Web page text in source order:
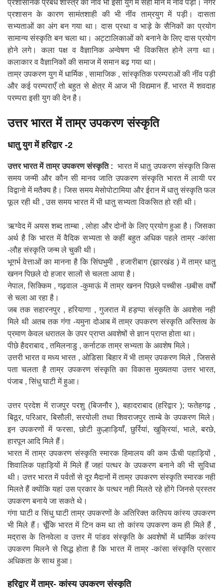
प्रशासनिक प्रबंध शास्त्र की नींव भी इसी युग में सही माने में नींव पड़ी। नगर
प्रशासन के कारण सामंतशाही की भी नींव ताम्रयुग में पड़ी। दासता
सभ्यताओं का अंग बन गया था। दास प्रथा व भाड़े के सैनिकों का प्रयोग
सामान्य संस्कृति बन चला था। अट्टालिकाओं को बनाने के लिए दास प्रयोग
होने लगे। कला पक्ष व वैज्ञानिक अन्वेषण भी विकसित होने लगा था।
कलाकार व वैज्ञानिकों की समाज में समान बढ़ गया था।
ताम्र उपकरण युग में धार्मिक , सामाजिक , सांस्कृतिक परम्पराओं की नींव पड़ी
और कई परम्पराएँ तो बहुत से क्षेत्र में आज भी विद्यमान हैं. भारत में शवदाह
परम्परा इसी युग की देन है।
उत्तर भारत में ताम्र उपकरण संस्कृति
धातु युग में हरिद्वार -2
उत्तर भारत में ताम्र उपकरण संस्कृति : भारत में धातु उपकरण संस्कृति किस
समय जन्मी और कौन सी मानव जाति उपकरण संस्कृति भारत में लायी पर
विद्वानो में मतैक्य है। जिस समय मेसोपोटामिया और ईरान में धातु संस्कृति फल
फूल रही थी , उस समय भारत में भी धातु सभ्यता विकसित हो रही थी।
ऋग्वेद में अयस शब्द ताम्बा , लोहा और दोनों के लिए प्रयोग हुआ है। जिसका
अर्थ है कि भारत में वैदिक सभ्यता से कहीं बहुत अधिक पहले ताम्र -कांसा
-लौह संस्कृति जन्म ले चुकी थी।
भूगर्भ वेत्ताओं का मानना है कि सिंघभुमी , हजारीबाग (झारखंड ) में ताम्र धातु
खनन पिछले दो हजार सालों से चलता आया है।
नेपाल, सिक्किम , गढ़वाल -कुमाऊं में ताम्र खनन पिछले पच्चीस -छबीस वर्षों
से चला आ रहा है।
जब तक सहारनपुर , हरियाणा , गुजरात में हड़प्पा संस्कृति के अवशेस नही
मिले थी अतब तक गंगा -यमुना दोआब में ताम्र उपकरण संस्कृति अस्तित्व के
प्रमाण केवल धरातल के उपर प्राप्त अवशेषों से ज्ञान प्राप्त होता था।
पीछे हैदराबाद , तमिलनाडु , कर्नाटक ताम्र सभ्यता के अवशेष मिले।
उत्तरी भारत व मध्य भारत , ओडिसा बिहार में भी ताम्र उपकरण मिले , जिससे
पता चलता है ताम्र उपकरण संस्कृति का विकास मुख्यतया उत्तर भारत,
पंजाब , सिंधु घाटी में हुआ।
उत्तर प्रदेश में राजपुर परशु (बिजनौर ), बहादराबाद (हरिद्वार ); फतेहगढ़ ,
बिठूर, परिआर, बिसौली, सरयोली तथा शिवराजपुर ताम्बे के उपकरण मिले।
इन उपकरणों में फरसा, छोटी कुल्हाड़ियाँ, छुर्रियां, खुक्रियां, भाले, बरछे,
हारपून आदि मिले हैं।
भारत में ताम्र उपकरण संस्कृति स्मारक हिमालय की कम ऊँची पहाड़ियों ,
शिवालिक पहाड़ियों में मिले हैं जहां पत्थर के उपकरण बनाने की भी सुविधा
थी। उत्तर भारत में पर्वतों से दूर मैदानों में ताम्र उपकरण संस्कृति स्मारक नही
मिलते हैं क्योंकि यहां उस प्रकार के पत्थर नही मिलते रहे होंगे जिनसे प्रस्तर
उपकरण बनाये जा सकते थे।
गंगा घाटी व सिंधु घाटी ताम्र उपकरणों के अतिरिक्त कतिपय कांस्य उपकरण
भी मिले हैं। चूँकि भारत में टिन कम था तो कांस्य उपकरण कम ही मिले हैं ,
मद्रास के तिनवेला व उत्तर में पांडव संस्कृति के अवशेषों में धार्मिक कांस्य
उपकरण मिलने से सिद्ध होता है कि भारत में ताम्र -कांसा संस्कृति प्रसार
अधिकता के साथ हुआ।
हरिद्वार में ताम्र- कांस्य उपकरण संस्कृति